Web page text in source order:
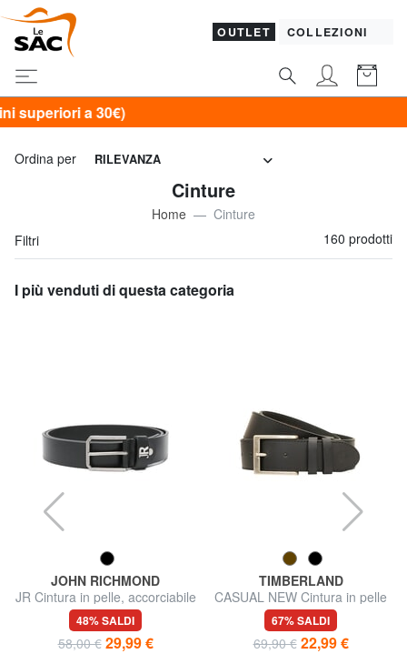
OUTLET COLLEZIONI
Ordina per RILEVANZA
Cinture
Home
Cinture
Filtri
160 prodotti
I più venduti di questa categoria
JOHN RICHMOND
JR Cintura in pelle, accorciabile
48% SALDI
58,00 € 29,99 €
TIMBERLAND
CASUAL NEW Cintura in pelle
67% SALDI
69,90 € 22,99 €